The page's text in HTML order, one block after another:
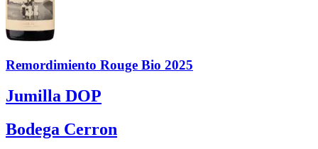
Remordimiento Rouge Bio 2025
Jumilla DOP
Bodega Cerron